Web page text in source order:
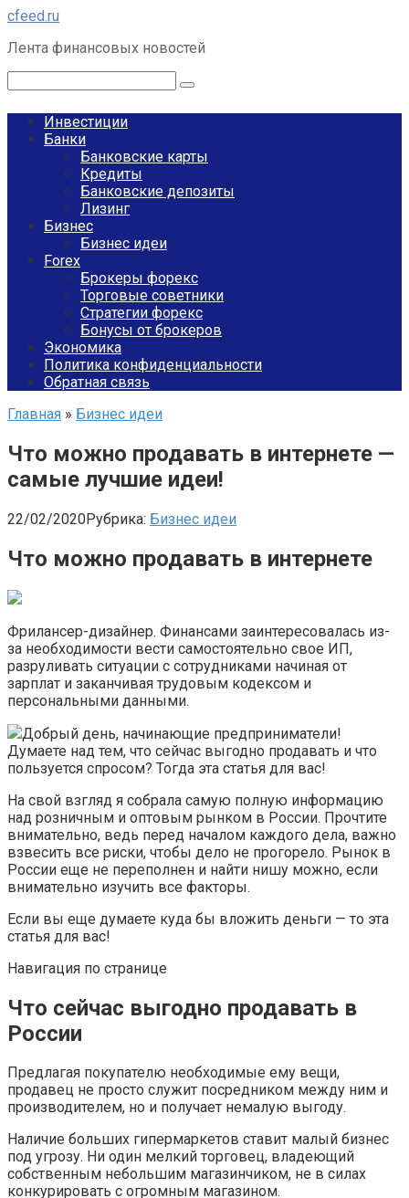
Перейти
контенту
cfeed.ru
Лента финансовых новостей
Инвестиции
Банки
Банковские карты
Кредиты
Банковские депозиты
Лизинг
Бизнес
Бизнес идеи
Forex
Брокеры форекс
Торговые советники
Стратегии форекс
Бонусы от брокеров
Экономика
Политика конфиденциальности
Обратная связь
Главная » Бизнес идеи
Что можно продавать в интернете —
самые лучшие идеи!
22/02/2020Рубрика: Бизнес идеи
Что можно продавать в интернете
Фрилансер-дизайнер. Финансами заинтересовалась из-
за необходимости вести самостоятельно свое ИП,
разруливать ситуации с сотрудниками начиная от
зарплат и заканчивая трудовым кодексом и
персональными данными.
Добрый день, начинающие предприниматели!
Думаете над тем, что сейчас выгодно продавать и что
пользуется спросом? Тогда эта статья для вас!
На свой взгляд я собрала самую полную информацию
над розничным и оптовым рынком в России. Прочтите
внимательно, ведь перед началом каждого дела, важно
взвесить все риски, чтобы дело не прогорело. Рынок в
России еще не переполнен и найти нишу можно, если
внимательно изучить все факторы.
Если вы еще думаете куда бы вложить деньги — то эта
статья для вас!
Навигация по странице
Что сейчас выгодно продавать в
России
Предлагая покупателю необходимые ему вещи,
продавец не просто служит посредником между ним и
производителем, но и получает немалую выгоду.
Наличие больших гипермаркетов ставит малый бизнес
под угрозу. Ни один мелкий торговец, владеющий
собственным небольшим магазинчиком, не в силах
конкурировать с огромным магазином.